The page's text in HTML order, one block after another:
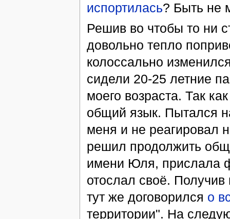
испортилась? Быть не
Решив во чтобы то ни
довольно тепло
колоссально
сидели 20-25 летние
моего возраста. Так
общий язык. Пытался
меня и не реагировал
решил продолжить
имени Юля, прислала
отослал своё. Получив
тут же договорился о
территории". На